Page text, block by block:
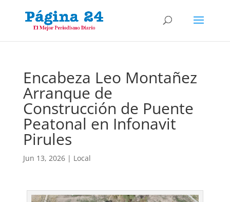
Encabeza Leo Montañez
Arranque de
Construcción de Puente
Peatonal en Infonavit
Pirules
Jun 13, 2026| Local